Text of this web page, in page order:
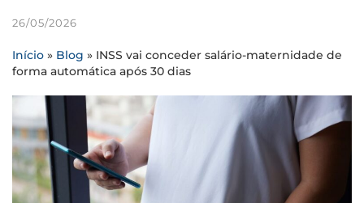
26/05/2026
Início » Blog » INSS vai conceder salário-maternidade de
forma automática após 30 dias